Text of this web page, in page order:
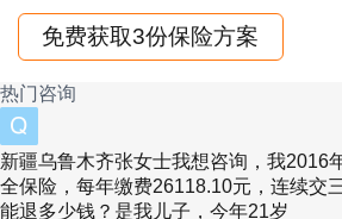
妈咪保贝新生版有多达6种保
把保额做足。
(2)少儿特疾赔付不限年龄
少儿特疾保障除了看赔付力度，
免费获取3份保险方案
热门咨询
新疆乌鲁木齐张女士我想咨询，我2016
全保险，每年缴费26118.10元，连续交
能退多少钱？是我儿子，今年21岁